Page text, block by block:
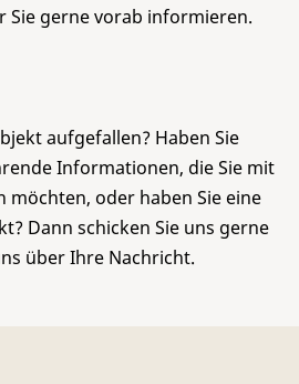
Sie gerne vorab informieren.
aufgefallen? Haben Sie
Informationen, die Sie mit
möchten, oder haben Sie eine
Dann schicken Sie uns gerne
über Ihre Nachricht.